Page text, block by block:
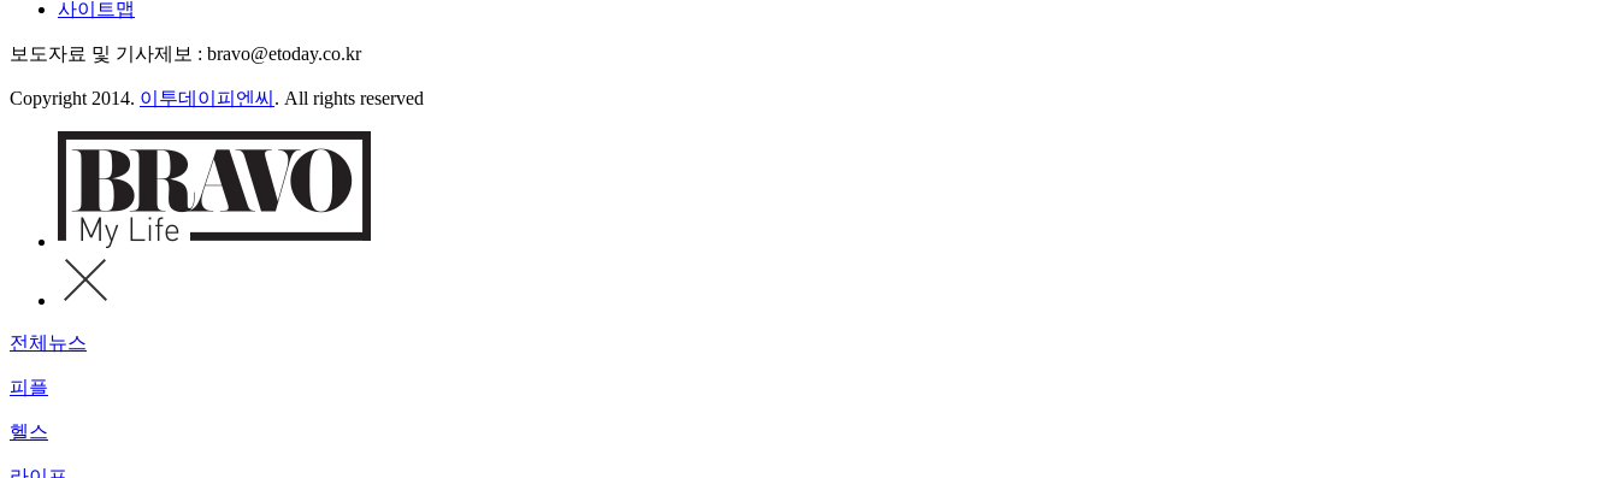
사이트맵
보도자료 및 기사제보 : bravo@etoday.co.kr
Copyright 2014. 이투데이피엔씨 . All rights reserved
전체뉴스
피플
헬스